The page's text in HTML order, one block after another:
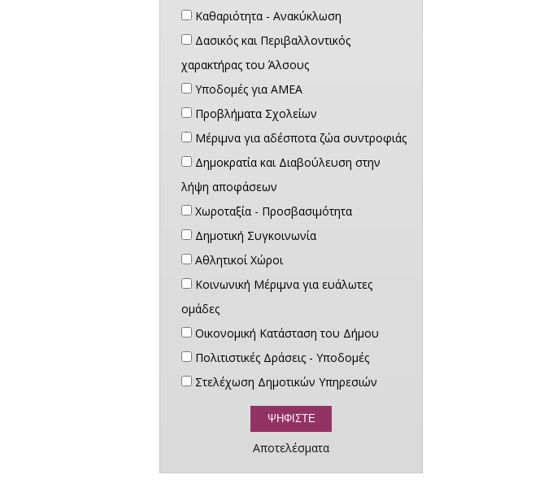
Καθαριότητα - Ανακύκλωση
Δασικός και Περιβαλλοντικός
χαρακτήρας του Άλσους
Υποδομές για ΑΜΕΑ
Προβλήματα Σχολείων
Μέριμνα για αδέσποτα ζώα συντροφιάς
Δημοκρατία και Διαβούλευση στην
λήψη αποφάσεων
Χωροταξία - Προσβασιμότητα
Δημοτική Συγκοινωνία
Αθλητικοί Χώροι
Κοινωνική Μέριμνα για ευάλωτες
ομάδες
Οικονομική Κατάσταση του Δήμου
Πολιτιστικές Δράσεις - Υποδομές
Στελέχωση Δημοτικών Υπηρεσιών
Αποτελέσματα